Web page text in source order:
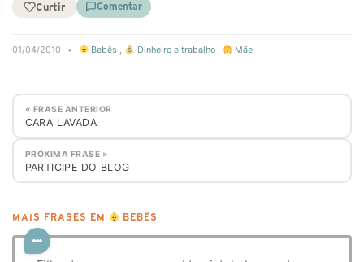
Curtir Comentar
01/04/2010 • Bebês , Dinheiro e trabalho, Mãe
« FRASE ANTERIOR
CARA LAVADA
PRÓXIMA FRASE »
PARTICIPE DO BLOG
MAIS FRASES EM BEBÊS